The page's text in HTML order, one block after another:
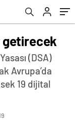
getirecek
(DSA)
Avrupa’da
19 dijital